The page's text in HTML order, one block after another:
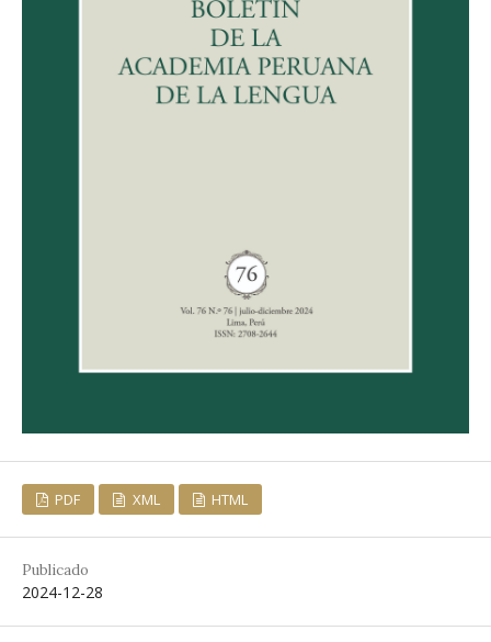
PDF XML HTML
Publicado
2024-12-28